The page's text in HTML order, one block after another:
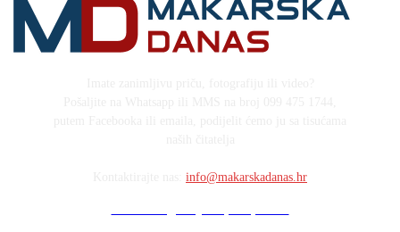
info@makarskadanas.hr